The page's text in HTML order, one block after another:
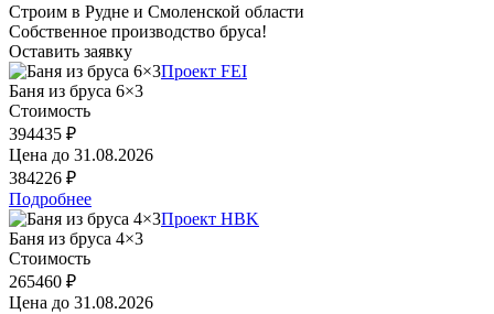
Строим в Рудне и Смоленской области
Собственное производство бруса!
Оставить заявку
Проект FEI
Баня из бруса 6×3
Стоимость
394435 ₽
Цена до 31.08.2026
384226 ₽
Подробнее
Проект HBK
Баня из бруса 4×3
Стоимость
265460 ₽
Цена до 31.08.2026